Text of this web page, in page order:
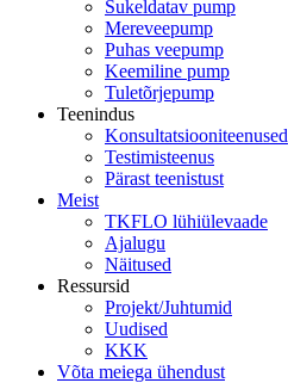
Sukeldatav pump
Mereveepump
Puhas veepump
Keemiline pump
Tuletõrjepump
Teenindus
Konsultatsiooniteenused
Testimisteenus
Pärast teenistust
Meist
TKFLO lühiülevaade
Ajalugu
Näitused
Ressursid
Projekt/Juhtumid
Uudised
KKK
Võta meiega ühendust